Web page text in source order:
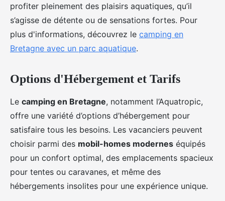
profiter pleinement des plaisirs aquatiques, qu’il
s’agisse de détente ou de sensations fortes. Pour
plus d'informations, découvrez le camping en
Bretagne avec un parc aquatique.
Options d'Hébergement et Tarifs
Le camping en Bretagne, notamment l’Aquatropic,
offre une variété d’options d’hébergement pour
satisfaire tous les besoins. Les vacanciers peuvent
choisir parmi des mobil-homes modernes équipés
pour un confort optimal, des emplacements spacieux
pour tentes ou caravanes, et même des
hébergements insolites pour une expérience unique.